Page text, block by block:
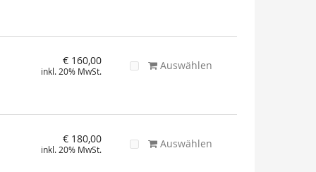
€ 160,00
inkl. 20% MwSt. Auswählen
€ 180,00
inkl. 20% MwSt. Auswählen